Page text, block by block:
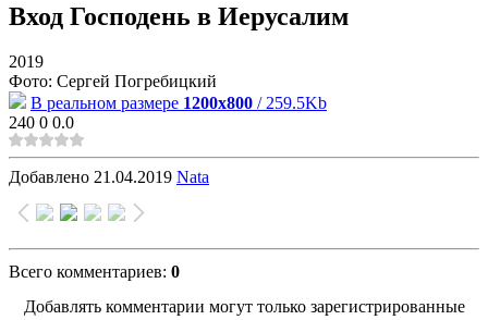
Вход Господень в Иерусалим
2019
Фото: Сергей Погребицкий
В реальном размере 1200x800 / 259.5Kb
240 0 0.0
Добавлено 21.04.2019 Nata
Всего комментариев: 0
Добавлять комментарии могут только зарегистрированные